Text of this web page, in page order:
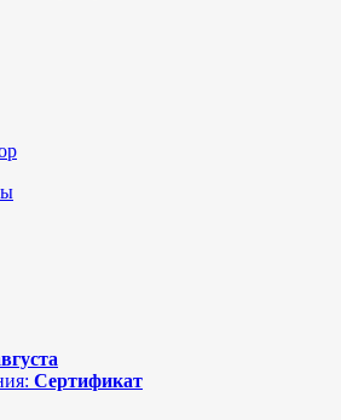
Сертификат